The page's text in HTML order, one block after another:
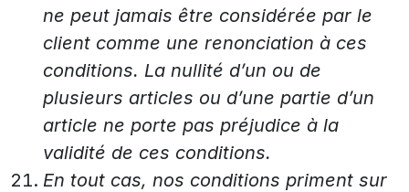
ne peut jamais être considérée par le
client comme une renonciation à ces
conditions. La nullité d’un ou de
plusieurs articles ou d’une partie d’un
article ne porte pas préjudice à la
validité de ces conditions.
En tout cas, nos conditions priment sur